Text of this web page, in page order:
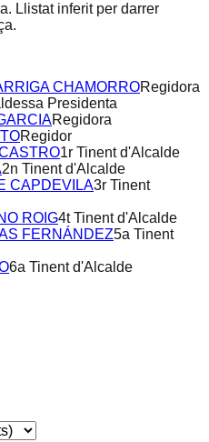
Llistat inferit per darrer
CHAMORRORegidora
Presidenta
Regidora
Regidor
1r Tinent d'Alcalde
2n Tinent d'Alcalde
CAPDEVILA3r Tinent
ROIG4t Tinent d'Alcalde
FERNÁNDEZ5a Tinent
6a Tinent d'Alcalde